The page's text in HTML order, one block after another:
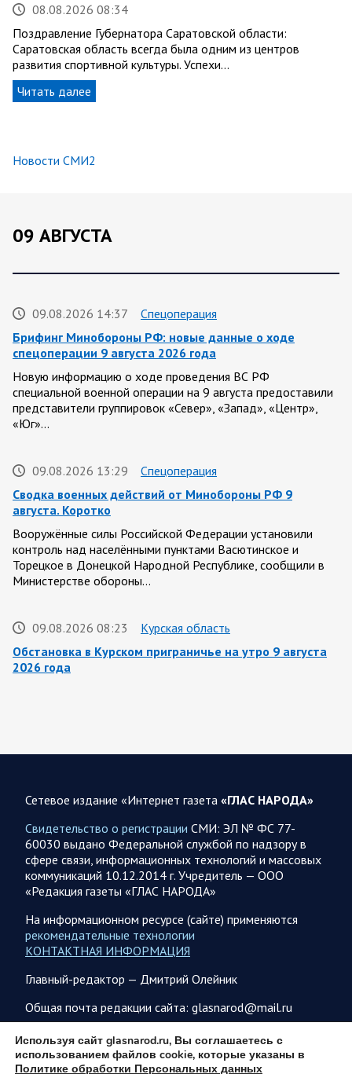
08.08.2026 08:34
Поздравление Губернатора Саратовской области:
Саратовская область всегда была одним из центров
развития спортивной культуры. Успехи…
Читать далее
Новости СМИ2
09 АВГУСТА
09.08.2026 14:37
Спецоперация
Брифинг Минобороны РФ: новые данные о ходе
спецоперации 9 августа 2026 года
Новую информацию о ходе проведения ВС РФ
специальной военной операции на 9 августа предоставили
представители группировок «Север», «Запад», «Центр»,
«Юг»…
09.08.2026 13:29
Спецоперация
Сводка военных действий от Минобороны РФ 9
августа. Коротко
Вооружённые силы Российской Федерации установили
контроль над населёнными пунктами Васютинское и
Торецкое в Донецкой Народной Республике, сообщили в
Министерстве обороны…
09.08.2026 08:23
Курская область
Обстановка в Курском приграничье на утро 9 августа
2026 года
08.08.2026 20:10
Украина
Олег Царев об Украине 8 августа
Зеленский совершает первый за время пребывания у власти
страны Вучич воздержался от прямых…
08.08.2026 12:35
Спецоперация
спецоперации 8 августа 2026 года
Новую информацию о ходе проведения ВС РФ
специальной военной операции на 8 августа предоставили
представители группировок «Север», «Запад», «Центр»,
Сетевое издание «Интернет газета «ГЛАС НАРОДА»
Свидетельство о регистрации СМИ: ЭЛ № ФС 77-
60030 выдано Федеральной службой по надзору в
сфере связи, информационных технологий и массовых
коммуникаций 10.12.2014 г. Учредитель — ООО
«Редакция газеты «ГЛАС НАРОДА»
На информационном ресурсе (сайте) применяются
рекомендательные технологии
КОНТАКТНАЯ ИНФОРМАЦИЯ
Главный-редактор — Дмитрий Олейник
Общая почта редакции сайта: glasnarod@mail.ru
ПОДПИСКА
Используя сайт glasnarod.ru, Вы соглашаетесь с
использованием файлов cookie, которые указаны в
Политике обработки Персональных данных